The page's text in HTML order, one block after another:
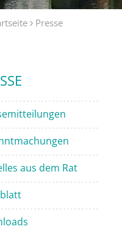
Presse
aus dem Rat